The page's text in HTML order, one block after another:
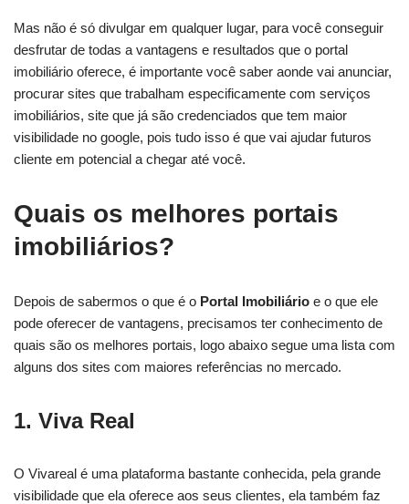
Mas não é só divulgar em qualquer lugar, para você conseguir
desfrutar de todas a vantagens e resultados que o portal
imobiliário oferece, é importante você saber aonde vai anunciar,
procurar sites que trabalham especificamente com serviços
imobiliários, site que já são credenciados que tem maior
visibilidade no google, pois tudo isso é que vai ajudar futuros
cliente em potencial a chegar até você.
Quais os melhores portais
imobiliários?
Depois de sabermos o que é o Portal Imobiliário e o que ele
pode oferecer de vantagens, precisamos ter conhecimento de
quais são os melhores portais, logo abaixo segue uma lista com
alguns dos sites com maiores referências no mercado.
1. Viva Real
O Vivareal é uma plataforma bastante conhecida, pela grande
visibilidade que ela oferece aos seus clientes, ela também faz